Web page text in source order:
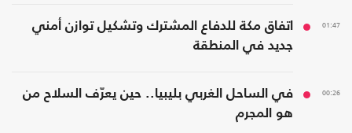
01:47
اتفاق مكة للدفاع المشترك وتشكيل توازن أمني
جديد في المنطقة
00:26
في الساحل الغربي بليبيا.. حين يعرّف السلاح من
هو المجرم